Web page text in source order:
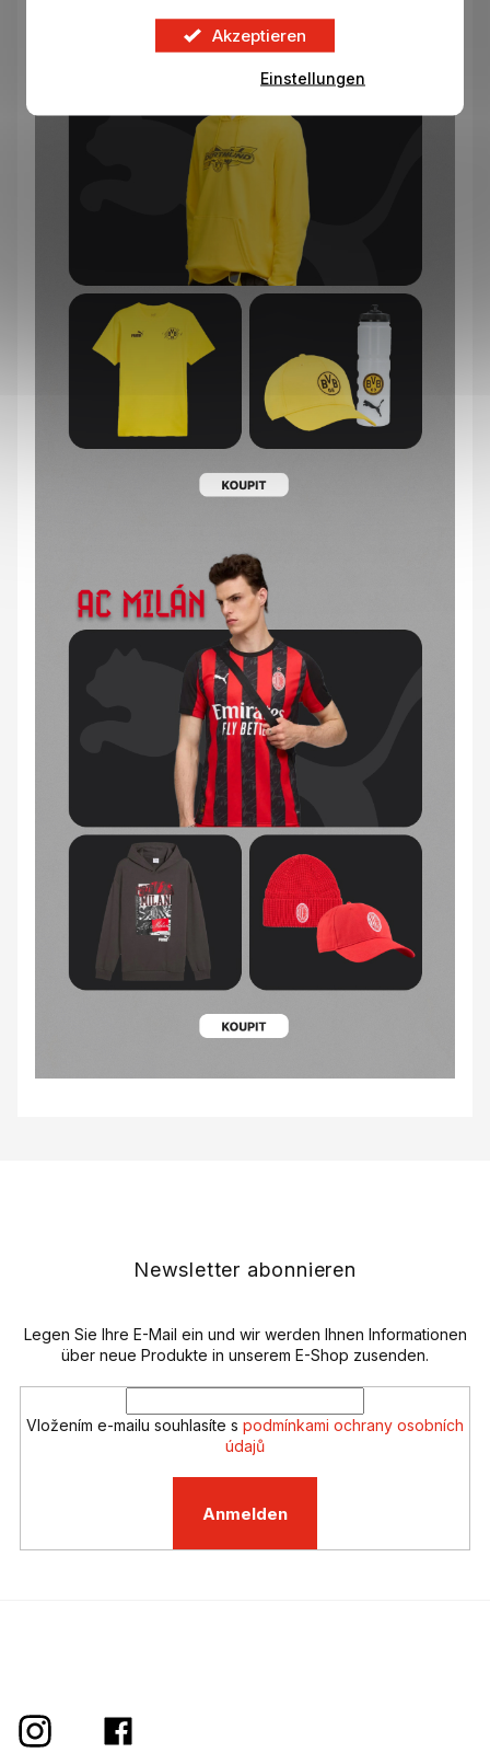
Akzeptieren
Einstellungen
Newsletter abonnieren
Legen Sie Ihre E-Mail ein und wir werden Ihnen Informationen
über neue Produkte in unserem E-Shop zusenden.
Vložením e-mailu souhlasíte s podmínkami ochrany osobních
údajů
Anmelden